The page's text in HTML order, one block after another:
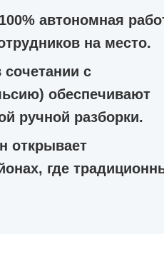
автономная
на место.
с
обеспечивают
ручной разборки.
открывает
где